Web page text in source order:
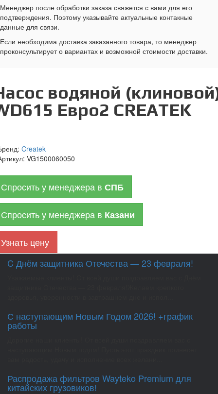
Менеджер после обработки заказа свяжется с вами для его
подтверждения. Поэтому указывайте актуальные контакные
данные для связи.
Если необходима доставка заказанного товара, то менеджер
проконсультирует о вариантах и возможной стоимости доставки.
водяной
Евро2 CREATEK
Createk
VG1500060050
Спросить у менеджера в СПБ
Спросить у менеджера в Казани
Узнать цену
C Днём защитника Отечества — 23 февраля!
С наступающим Новым Годом 2026! +график
работы
Распродажа фильтров Wayteko Premium для
китайских грузовиков!